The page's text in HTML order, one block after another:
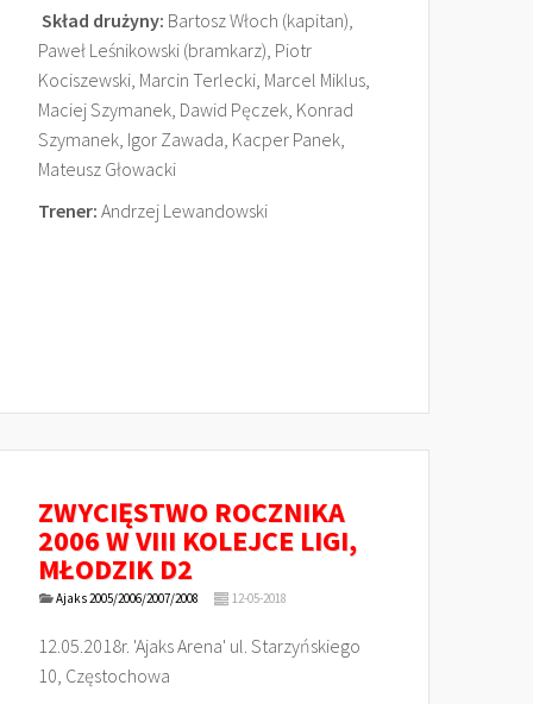
Skład drużyny: Bartosz Włoch (kapitan),
Paweł Leśnikowski (bramkarz), Piotr
Kociszewski, Marcin Terlecki, Marcel Miklus,
Maciej Szymanek, Dawid Pęczek, Konrad
Szymanek, Igor Zawada, Kacper Panek,
Mateusz Głowacki
Trener: Andrzej Lewandowski
ZWYCIĘSTWO ROCZNIKA
2006 W VIII KOLEJCE LIGI,
MŁODZIK D2
Ajaks 2005/2006/2007/2008 12-05-2018
12.05.2018r. 'Ajaks Arena' ul. Starzyńskiego
10, Częstochowa